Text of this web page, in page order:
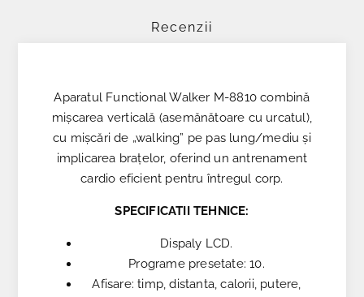
Recenzii
Aparatul Functional Walker M-8810 combină
mișcarea verticală (asemănătoare cu urcatul),
cu mișcări de „walking” pe pas lung/mediu și
implicarea brațelor, oferind un antrenament
cardio eficient pentru întregul corp.
SPECIFICATII TEHNICE:
Dispaly LCD.
Programe presetate: 10.
Afisare: timp, distanta, calorii, putere,